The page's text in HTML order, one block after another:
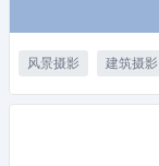
风景摄影 建筑摄影